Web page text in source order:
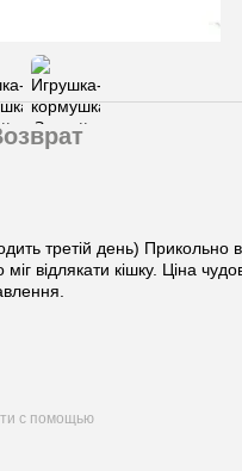
третій день) Прикольно
відлякати кішку. Ціна
с помощью